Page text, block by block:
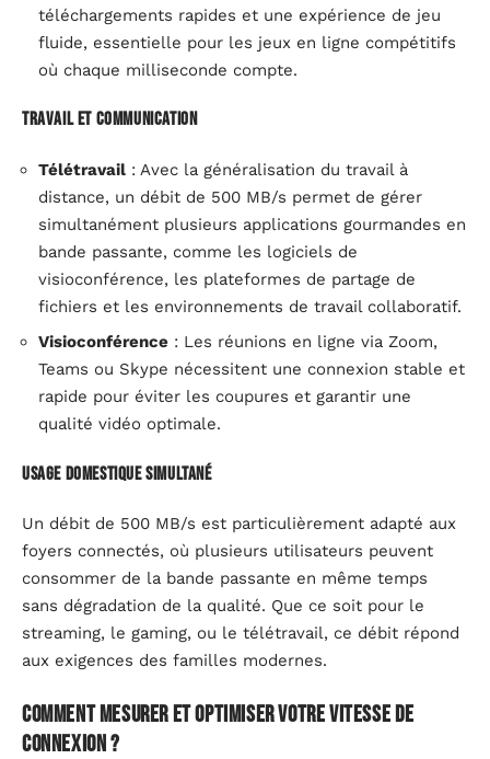
téléchargements rapides et une expérience de jeu
fluide, essentielle pour les jeux en ligne compétitifs
où chaque milliseconde compte.
Travail et communication
Télétravail : Avec la généralisation du travail à
distance, un débit de 500 MB/s permet de gérer
simultanément plusieurs applications gourmandes en
bande passante, comme les logiciels de
visioconférence, les plateformes de partage de
fichiers et les environnements de travail collaboratif.
Visioconférence : Les réunions en ligne via Zoom,
Teams ou Skype nécessitent une connexion stable et
rapide pour éviter les coupures et garantir une
qualité vidéo optimale.
Usage domestique simultané
Un débit de 500 MB/s est particulièrement adapté aux
foyers connectés, où plusieurs utilisateurs peuvent
consommer de la bande passante en même temps
sans dégradation de la qualité. Que ce soit pour le
streaming, le gaming, ou le télétravail, ce débit répond
aux exigences des familles modernes.
Comment mesurer et optimiser votre vitesse de
connexion ?